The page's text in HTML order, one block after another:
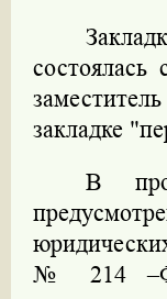
закладке
В
№ 214 –ФЗ